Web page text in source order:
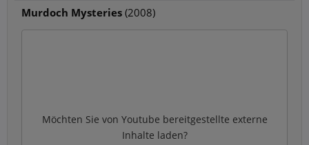
Murdoch Mysteries (2008)
Möchten Sie von Youtube bereitgestellte externe
Inhalte laden?